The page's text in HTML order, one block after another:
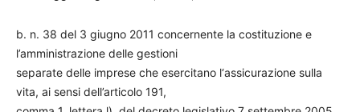
b. n. 38 del 3 giugno 2011 concernente la costituzione e
l’amministrazione delle gestioni
separate delle imprese che esercitano l‘assicurazione sulla
vita, ai sensi dell’articolo 191,